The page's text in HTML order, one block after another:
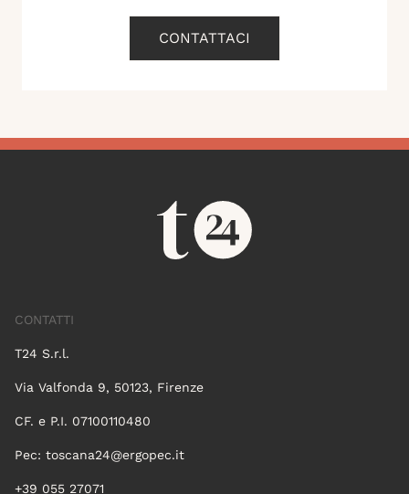
CONTATTACI
CONTATTI
T24 S.r.l.
Via Valfonda 9, 50123, Firenze
CF. e P.I. 07100110480
Pec: toscana24@ergopec.it
+39 055 27071